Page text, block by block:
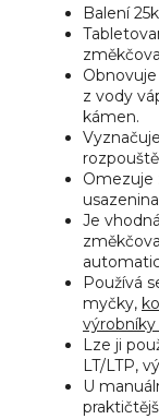
Balení
z vody
kámen.
Omezuje
Je
Používá
myčky,
výrobníky
Lze ji
LT/LTP,
U